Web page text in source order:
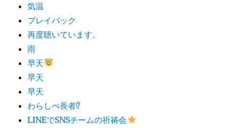
気温
プレイバック
再度聴いています。
雨
早天
早天
早天
わらしべ長者⁉︎
LINEでSNSチームの祈祷会